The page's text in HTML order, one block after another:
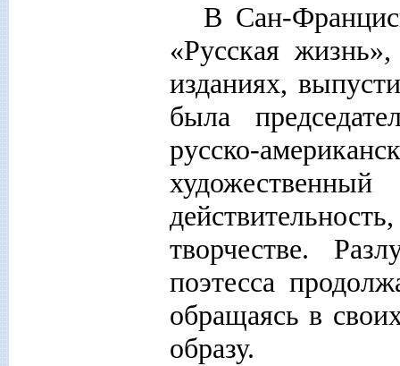
В Сан-
«Русская
изданиях,
была
русско-
творчестве.
поэтесса
обращаясь в
образу.